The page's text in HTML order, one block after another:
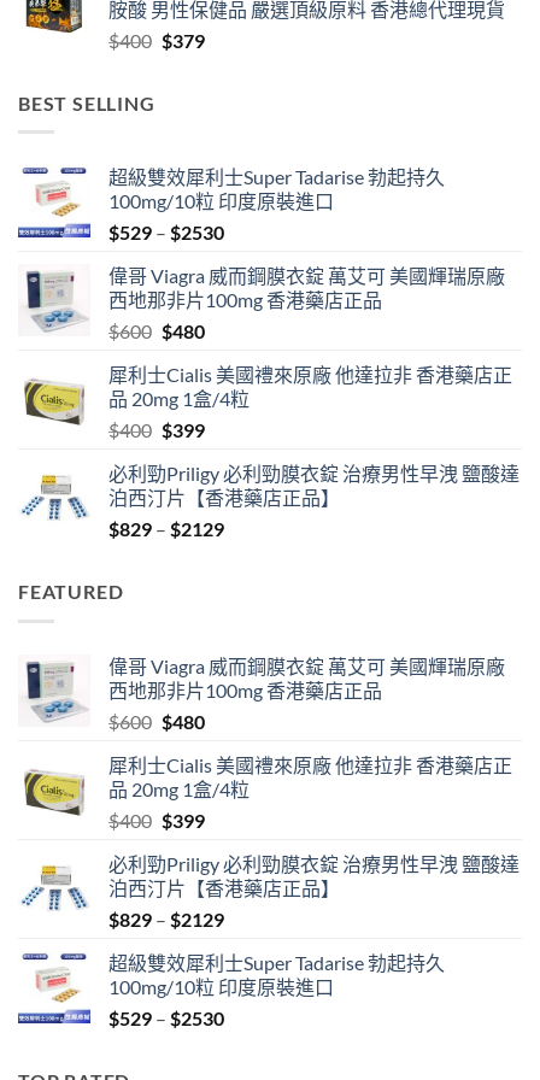
through
胺酸 男性保健品 嚴選頂級原料 香港總代理現貨
$400 Original
$379Current
BEST SELLING
超級雙效犀利士Super Tadarise 勃起持久
100mg/10粒 印度原裝進口
$529 – $2530Price
$529
through
偉哥 Viagra 威而鋼膜衣錠 萬艾可 美國輝瑞原廠
西地那非片100mg 香港藥店正品
$600 Original
was:
$600.
$480Current
is:
$480.
犀利士Cialis 美國禮來原廠 他達拉非 香港藥店正
品 20mg 1盒/4粒
$400 Original
was:
$400.
$399Current
is:
$399.
必利勁Priligy 必利勁膜衣錠 治療男性早洩 鹽酸達
泊西汀片【香港藥店正品】
$829 – $2129Price
FEATURED
偉哥 Viagra 威而鋼膜衣錠 萬艾可 美國輝瑞原廠
西地那非片100mg 香港藥店正品
$600 Original
was:
$600.
$480Current
is:
$480.
犀利士Cialis 美國禮來原廠 他達拉非 香港藥店正
品 20mg 1盒/4粒
$400 Original
was:
$400.
$399Current
is:
$399.
必利勁Priligy 必利勁膜衣錠 治療男性早洩 鹽酸達
泊西汀片【香港藥店正品】
$829 – $2129Price
$829
through
$2129
超級雙效犀利士Super Tadarise 勃起持久
100mg/10粒 印度原裝進口
$529 – $2530Price